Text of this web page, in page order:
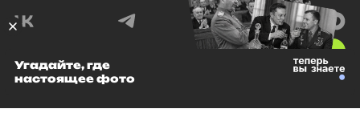
© 1999–2026 Все права защищены.
Угадайте, где
настоящее фото